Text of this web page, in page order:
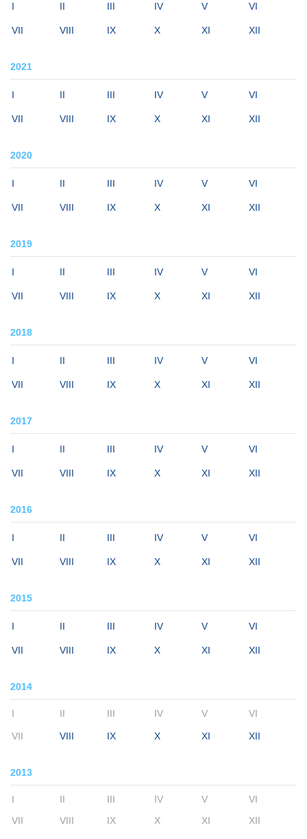
I II III IV V VI
VII VIII IX X XI XII
2021
I II III IV V VI
VII VIII IX X XI XII
2020
I II III IV V VI
VII VIII IX X XI XII
2019
I II III IV V VI
VII VIII IX X XI XII
2018
I II III IV V VI
VII VIII IX X XI XII
2017
I II III IV V VI
VII VIII IX X XI XII
2016
I II III IV V VI
VII VIII IX X XI XII
2015
I II III IV V VI
VII VIII IX X XI XII
2014
I II III IV V VI
VII VIII IX X XI XII
2013
I II III IV V
VI
VII
VIII IX X XI XII